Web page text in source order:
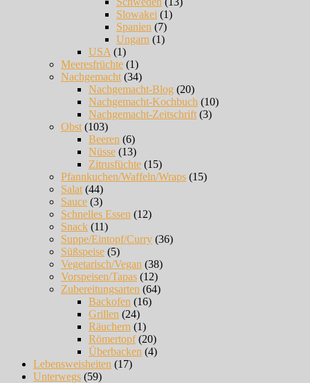
Slowakei (1)
Spanien (7)
Ungarn (1)
USA (1)
Meeresfrüchte (1)
Nachgemacht (34)
Nachgemacht-Blog (20)
Nachgemacht-Kochbuch (10)
Nachgemacht-Zeitschrift (3)
Obst (103)
Beeren (6)
Nüsse (13)
Zitrusfüchte (15)
Pfannkuchen/Waffeln/Wraps (15)
Salat (44)
Sauce (3)
Schnelles Essen (12)
Snack (11)
Suppe/Eintopf/Curry (36)
Süßspeise (5)
Vegetarisch/Vegan (38)
Vorspeisen/Tapas (12)
Zubereitungsarten (64)
Backofen (16)
Grillen (24)
Räuchern (1)
Römertopf(20)
Überbacken (4)
Lebensweisheiten (17)
Unterwegs (59)